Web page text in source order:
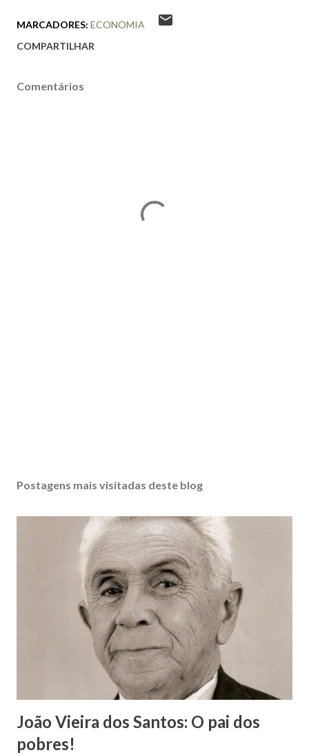
MARCADORES: ECONOMIA
COMPARTILHAR
Comentários
Postagens mais visitadas deste blog
João Vieira dos Santos: O pai dos
pobres!